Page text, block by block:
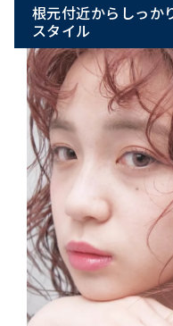
根元付近からしっか
スタイル